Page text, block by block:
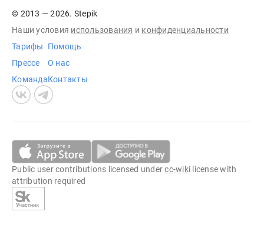
© 2013 — 2026. Stepik
Наши условия использования и конфиденциальности
Тарифы
Прессе
Команда
Помощь
О нас
Контакты
Public user contributions licensed undercc-wiki license with
attribution required